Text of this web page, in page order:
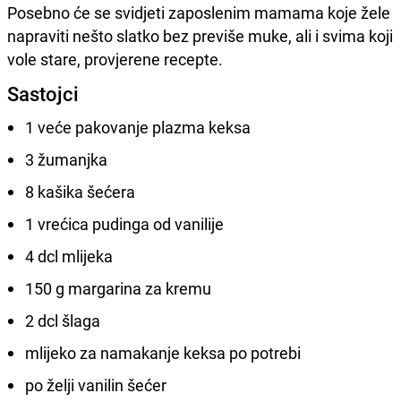
Posebno će se svidjeti zaposlenim mamama koje žele
napraviti nešto slatko bez previše muke, ali i svima koji
vole stare, provjerene recepte.
Sastojci
1 veće pakovanje plazma keksa
3 žumanjka
8 kašika šećera
1 vrećica pudinga od vanilije
4 dcl mlijeka
150 g margarina za kremu
2 dcl šlaga
mlijeko za namakanje keksa po potrebi
po želji vanilin šećer